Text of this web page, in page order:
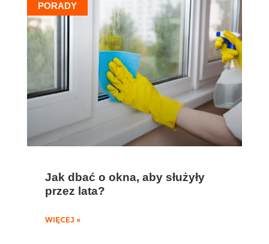
PORADY
Jak dbać o okna, aby służyły
przez lata?
WIĘCEJ »